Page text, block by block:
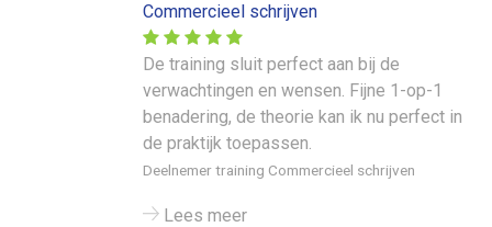
Commercieel schrijven
De training sluit perfect aan bij de
verwachtingen en wensen. Fijne 1-op-1
benadering, de theorie kan ik nu perfect in
de praktijk toepassen.
Deelnemer training Commercieel schrijven
Lees meer